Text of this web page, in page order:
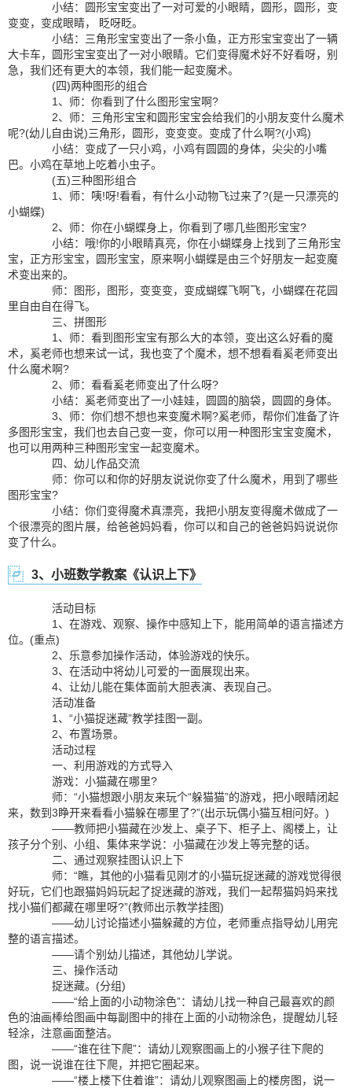
小结：圆形宝宝变出了一对可爱的小眼睛，圆形，圆形，变
变变，变成眼睛， 眨呀眨。
小结：三角形宝宝变出了一条小鱼，正方形宝宝变出了一辆
大卡车，圆形宝宝变出了一对小眼睛。它们变得魔术好不好看呀，别
急，我们还有更大的本领，我们能一起变魔术。
(四)两种图形的组合
1、师：你看到了什么图形宝宝啊?
2、师：三角形宝宝和圆形宝宝会给我们的小朋友变什么魔术
呢?(幼儿自由说)三角形，圆形，变变变。变成了什么啊?(小鸡)
小结：变成了一只小鸡，小鸡有圆圆的身体，尖尖的小嘴
巴。小鸡在草地上吃着小虫子。
(五)三种图形组合
1、师：咦!呀!看看，有什么小动物飞过来了?(是一只漂亮的
小蝴蝶)
2、师：你在小蝴蝶身上，你看到了哪几些图形宝宝?
小结：哦!你的小眼睛真亮，你在小蝴蝶身上找到了三角形宝
宝，正方形宝宝，圆形宝宝，原来啊小蝴蝶是由三个好朋友一起变魔
术变出来的。
师：图形，图形，变变变，变成蝴蝶飞啊飞，小蝴蝶在花园
里自由自在得飞。
三、拼图形
1、师：看到图形宝宝有那么大的本领，变出这么好看的魔
术，奚老师也想来试一试，我也变了个魔术，想不想看看奚老师变出
什么魔术啊?
2、师：看看奚老师变出了什么呀?
小结：奚老师变出了一小娃娃，圆圆的脑袋，圆圆的身体。
3、师：你们想不想也来变魔术啊?奚老师，帮你们准备了许
多图形宝宝，我们也去自己变一变，你可以用一种图形宝宝变魔术，
也可以用两种三种图形宝宝一起变魔术。
四、幼儿作品交流
师：你可以和你的好朋友说说你变了什么魔术，用到了哪些
图形宝宝?
小结：你们变得魔术真漂亮，我把小朋友变得魔术做成了一
个很漂亮的图片展，给爸爸妈妈看，你可以和自己的爸爸妈妈说说你
变了什么。
3、小班数学教案《认识上下》
活动目标
1、在游戏、观察、操作中感知上下，能用简单的语言描述方
位。(重点)
2、乐意参加操作活动，体验游戏的快乐。
3、在活动中将幼儿可爱的一面展现出来。
4、让幼儿能在集体面前大胆表演、表现自己。
活动准备
1、“小猫捉迷藏”教学挂图一副。
2、布置场景。
活动过程
一、利用游戏的方式导入
游戏：小猫藏在哪里?
师：“小猫想跟小朋友来玩个“躲猫猫”的游戏，把小眼睛闭起
来，数到3睁开来看看小猫躲在哪里了?”(出示玩偶小猫互相问好。)
——教师把小猫藏在沙发上、桌子下、柜子上、阁楼上，让
孩子分个别、小组、集体来学说：小猫藏在沙发上等完整的话。
二、通过观察挂图认识上下
师：“瞧，其他的小猫看见刚才的小猫玩捉迷藏的游戏觉得很
好玩，它们也跟猫妈妈玩起了捉迷藏的游戏，我们一起帮猫妈妈来找
找小猫们都藏在哪里呀?”(教师出示教学挂图)
——幼儿讨论描述小猫躲藏的方位，老师重点指导幼儿用完
整的语言描述。
——请个别幼儿描述，其他幼儿学说。
三、操作活动
捉迷藏。(分组)
——“给上面的小动物涂色”：请幼儿找一种自己最喜欢的颜
色的油画棒给图画中每副图中的排在上面的小动物涂色，提醒幼儿轻
轻涂，注意画面整洁。
——“谁在往下爬”：请幼儿观察图画上的小猴子往下爬的
图，说一说谁在往下爬，并把它圈起来。
——“楼上楼下住着谁”：请幼儿观察图画上的楼房图，说一